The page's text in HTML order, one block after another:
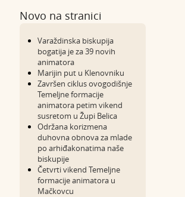
Novo na stranici
Varaždinska biskupija
bogatija je za 39 novih
animatora
Marijin put u Klenovniku
Završen ciklus ovogodišnje
Temeljne formacije
animatora petim vikend
susretom u Župi Belica
Održana korizmena
duhovna obnova za mlade
po arhiđakonatima naše
biskupije
Četvrti vikend Temeljne
formacije animatora u
Mačkovcu